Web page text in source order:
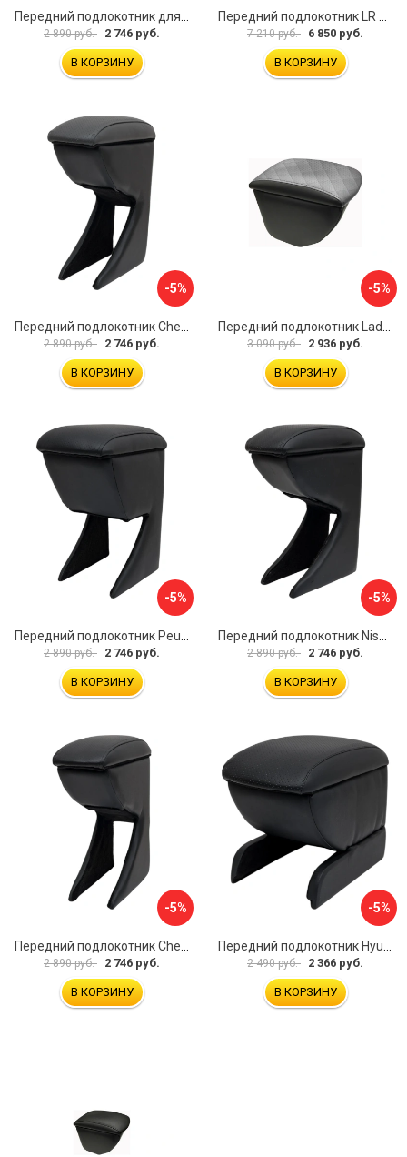
2 890 руб. 2 746 руб.
В КОРЗИНУ
7 210 руб. 6 850 руб.
В КОРЗИНУ
-5%
2 890 руб. 2 746 руб.
В КОРЗИНУ
-5%
3 090 руб. 2 936 руб.
В КОРЗИНУ
-5%
Передний подлокотник Peugeot 107 2006-2011 AVTOLIDER1 PP-Peugeot-107-01
2 890 руб. 2 746 руб.
В КОРЗИНУ
-5%
Передний подлокотник Nissan Almera 2013- AVTOLIDER1 PP-Nissan-Almera-13-01
2 890 руб. 2 746 руб.
В КОРЗИНУ
-5%
2 890 руб. 2 746 руб.
В КОРЗИНУ
-5%
2 490 руб. 2 366 руб.
В КОРЗИНУ